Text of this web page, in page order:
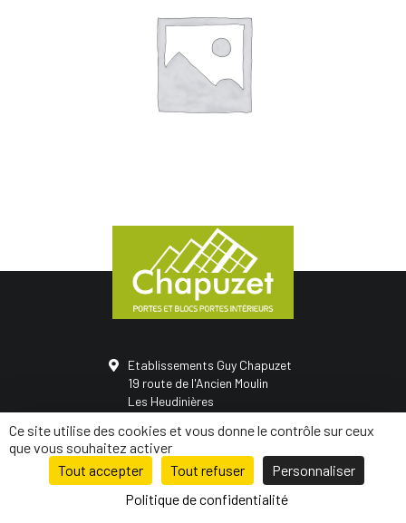
Etablissements Guy Chapuzet
19 route de l'Ancien Moulin
Les Heudinières
02 31 68 05 21
© Conception Mediapilote Normandie Mentions légales
Politique de
confidentialité-Plan de site
Ce site utilise des cookies et vous donne le contrôle sur ceux
que vous souhaitez activer
Tout accepter
Tout refuser
Personnaliser
Politique de confidentialité